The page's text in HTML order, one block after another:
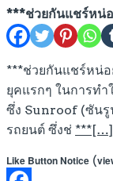
***ช่วยกันแชร์หน่
***ช่วยกันแชร์หน่
ยุคแรกๆ ในการท
ซึ่ง Sunroof (ซันรู
รถยนต์ ซึ่งช่
Like Button Notice (